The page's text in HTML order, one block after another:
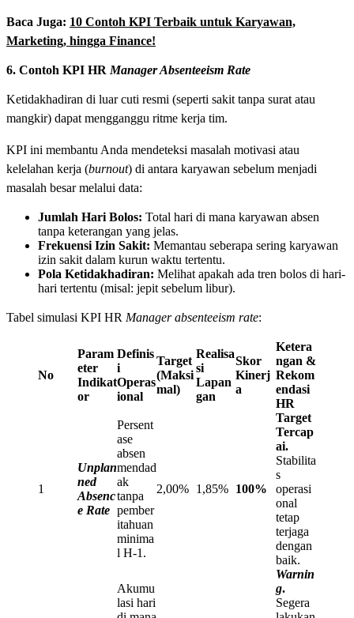
Baca Juga: 10 Contoh KPI Terbaik untuk Karyawan,
Marketing, hingga Finance!
6. Contoh KPI HR Manager Absenteeism Rate
Ketidakhadiran di luar cuti resmi (seperti sakit tanpa surat atau
mangkir) dapat mengganggu ritme kerja tim.
KPI ini membantu Anda mendeteksi masalah motivasi atau
kelelahan kerja (burnout) di antara karyawan sebelum menjadi
masalah besar melalui data:
Jumlah Hari Bolos: Total hari di mana karyawan absen
tanpa keterangan yang jelas.
Frekuensi Izin Sakit: Memantau seberapa sering karyawan
izin sakit dalam kurun waktu tertentu.
Pola Ketidakhadiran: Melihat apakah ada tren bolos di hari-
hari tertentu (misal: jepit sebelum libur).
Tabel simulasi KPI HR Manager absenteeism rate:
No
Param
eter
Indikat
or
Definis
i
Operas
ional
Target
(Maksi
mal)
Realisa
si
Lapan
gan
Skor
Kinerj
a
Ketera
ngan &
Rekom
endasi
HR
1
Unplan
ned
Absenc
e Rate
Persent
ase
absen
mendad
ak
tanpa
pember
itahuan
minima
l H-1.
2,00% 1,85% 100%
Target
Tercap
ai.
Stabilita
s
operasi
onal
tetap
terjaga
dengan
baik.
Akumu
lasi hari
Warnin
g.
Segera